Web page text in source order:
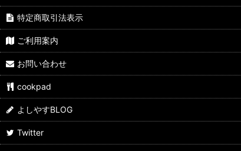
こにく
ピリ辛焼肉
特定商取引法表示
ご利用案内
お問い合わせ
cookpad
よしやすBLOG
Twitter